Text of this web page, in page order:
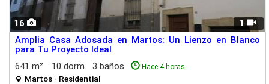
16 1
Amplia Casa Adosada en Martos: Un Lienzo en Blanco
para Tu Proyecto Ideal
641 m²
10 dorm. 3 baños Hace 4 horas
Martos - Residential